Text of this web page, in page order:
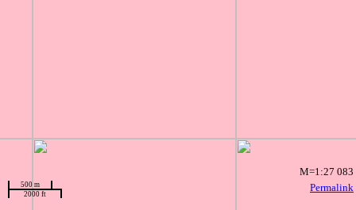
Permalink
500 m
2000 ft
M=1:27 083